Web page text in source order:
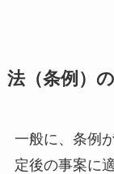
法（条例）
一般に、条例
定後の事案に